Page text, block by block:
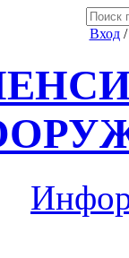
Вход